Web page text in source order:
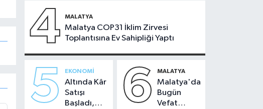
Bugün
Çekiliyor
2026
4 MALATYA
Malatya COP31 İklim Zirvesi
Toplantısına Ev Sahipliği Yaptı
5 EKONOMI
Altında Kâr
Satışı
Başladı,
6 MALATYA
Malatya'da
Bugün
Vefat